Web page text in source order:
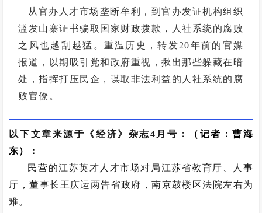
从官办人才市场垄断牟利，到官办发证机构组织
滥发山寨证书骗取国家财政拨款，人社系统的腐败
之风也越刮越猛。重温历史，转发20年前的官媒
报道，以期吸引党和政府重视，揪出那些躲藏在暗
处，指挥打压民企，谋取非法利益的人社系统的腐
败官僚。
以下文章来源于 《经济》杂志4月号：
（记者：曹海
东）
：
民营的江苏英才人才市场对局江苏省教育厅、人事
厅，董事长王庆运两告省政府，南京鼓楼区法院左右为
难。